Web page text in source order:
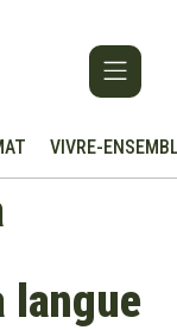
VIVRE-
langue